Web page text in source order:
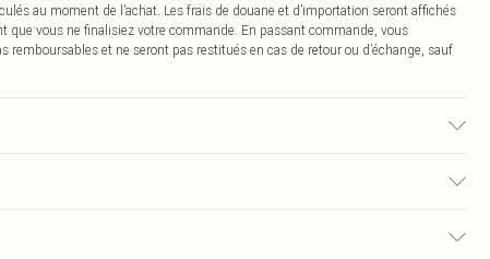
au moment de l’achat. Les frais de douane et d’importation seront affichés
vous ne finalisiez votre commande. En passant commande, vous
remboursables et ne seront pas restitués en cas de retour ou d’échange, sauf